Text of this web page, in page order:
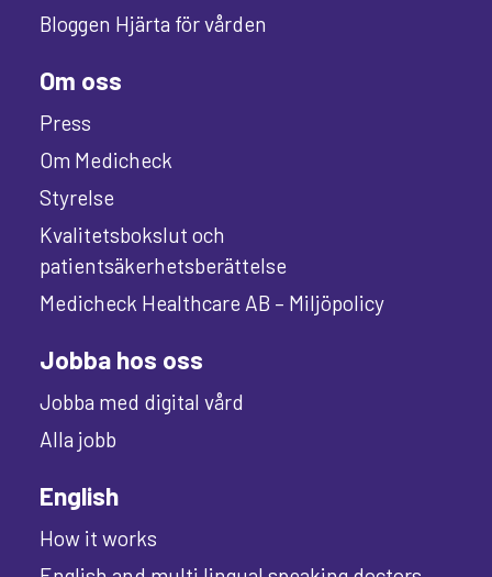
Bloggen Hjärta för vården
Om oss
Press
Om Medicheck
Styrelse
Kvalitetsbokslut och
patientsäkerhetsberättelse
Medicheck Healthcare AB – Miljöpolicy
Jobba hos oss
Jobba med digital vård
Alla jobb
English
How it works